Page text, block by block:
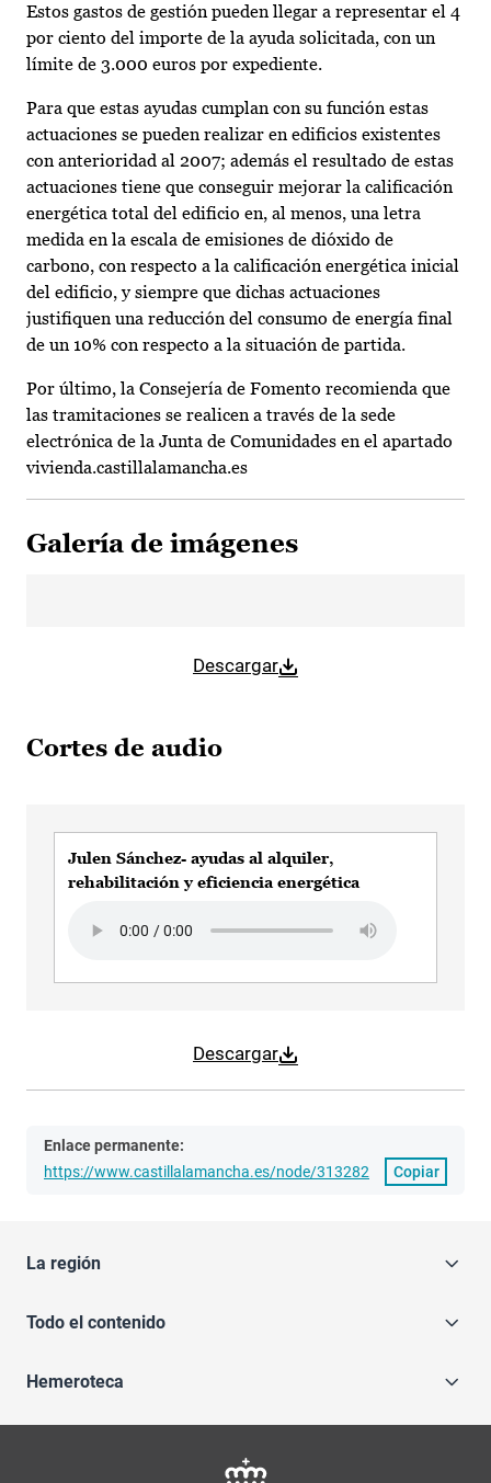
Estos gastos de gestión pueden llegar a representar el 4
por ciento del importe de la ayuda solicitada, con un
límite de 3.000 euros por expediente.
Para que estas ayudas cumplan con su función estas
actuaciones se pueden realizar en edificios existentes
con anterioridad al 2007; además el resultado de estas
actuaciones tiene que conseguir mejorar la calificación
energética total del edificio en, al menos, una letra
medida en la escala de emisiones de dióxido de
carbono, con respecto a la calificación energética inicial
del edificio, y siempre que dichas actuaciones
justifiquen una reducción del consumo de energía final
de un 10% con respecto a la situación de partida.
Por último, la Consejería de Fomento recomienda que
las tramitaciones se realicen a través de la sede
electrónica de la Junta de Comunidades en el apartado
vivienda.castillalamancha.es
Galería de imágenes
Descargar
Cortes de audio
Descargar
Julen Sánchez- ayudas al alquiler,
rehabilitación y eficiencia energética
Enlace permanente:
https://www.castillalamancha.es/node/313282
Copiar
La región
Todo el contenido
Hemeroteca